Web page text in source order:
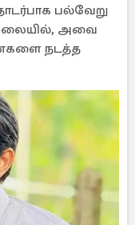
பல்வேறு
அவை
நடத்த